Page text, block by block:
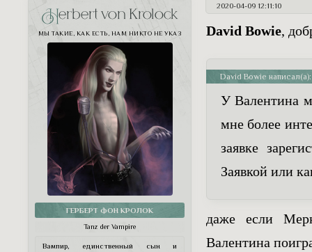
2020-04-09 12:11:10
Herbert von Krolock
МЫ ТАКИЕ, КАК ЕСТЬ, НАМ НИКТО НЕ УКАЗ
ГЕРБЕРТ ФОН КРОЛОК
Tanz der Vampire
Вампир, единственный сын и
David Bowie,
David Bowie написал(а):
У Валентина
мне более
заявке
Заявкой или
даже если
Валентина